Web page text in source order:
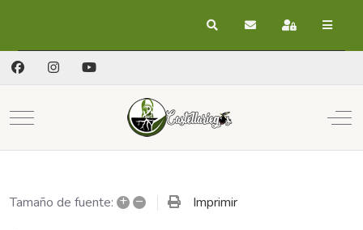
BuscarSuscribirse a las
Registrarse
Mobile Menu Toggle
Tamaño de fuente: + – Imprimir